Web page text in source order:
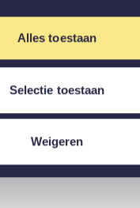
Alles toestaan
Selectie toestaan
Weigeren